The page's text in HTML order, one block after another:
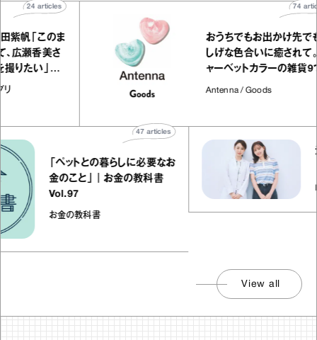
ダ・植田紫帆「このま
行って、広瀬香美さ
MVを撮りたい」｜
-1グランプリ
グランプリ
24
おうちでもお出
しげな色合いに癒
ャーベットカラー
Antenna / Goods
「ペットとの暮らしに必要なお
金のこと」｜お金の教科書
Vol.97
お金の教科書
articles
江野
View all